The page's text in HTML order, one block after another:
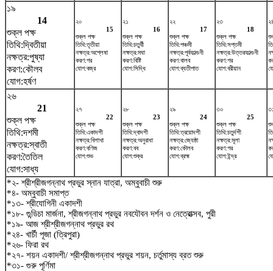
১৯
14
শুক্ল পক্ষ
তিথি:দ্বিতীয়া
নক্ষত্র:পুষ্যা
করণ:কৌলব
যোগ:হর্ষণ
২০
15
শুক্ল পক্ষ
তিথি:তৃতীয়া
নক্ষত্র:অশ্লেষা
করণ:গর
যোগ:বজ্র
২১
16
শুক্ল পক্ষ
তিথি:চতুর্থী
নক্ষত্র:মঘা
করণ:বিষ্টি
যোগ:সিদ্ধি
২২
17
শুক্ল পক্ষ
তিথি:পঞ্চমী
নক্ষত্র:পূর্বফাল্গুনী
করণ:বালব
যোগ:ব্যতীপাত
২৩
18
শুক্ল পক্ষ
তিথি:সপ্তমী
নক্ষত্র:উত্তরফাল্গুনী
করণ:গর
যোগ:বরীয়ান
২৬
21
শুক্ল পক্ষ
তিথি:দশমী
নক্ষত্র:স্বাতী
করণ:তৈতিল
যোগ:সাধ্য
২৭
22
শুক্ল পক্ষ
তিথি:একাদশী
নক্ষত্র:বিশাখা
করণ:বণিজ
যোগ:শুভ
২৮
23
শুক্ল পক্ষ
তিথি:দ্বাদশী
নক্ষত্র:অনুরাধা
করণ:বব
যোগ:শুক্র
২৯
24
শুক্ল পক্ষ
তিথি:ত্রয়োদশী
নক্ষত্র:জ্যেষ্ঠা
করণ:কৌলব
যোগ:ব্রহ্ম
৩০
25
শুক্ল পক্ষ
তিথি:চতুর্দশী
নক্ষত্র:মূলা
করণ:গর
যোগ:ইন্দ্র
*২- শ্রীশ্রীজগন্নাথ প্রভুর স্নান যাত্রা, অম্বুবাচী শুরু
*৪- অম্বুবাচী সমাপ্ত
*১৩- শ্রীযোগিনী একাদশী
*১৮- গুন্ডিচা মার্জনা, শ্রীজগন্নাথ প্রভুর নবযৌবন দর্শন ও নেত্রোত্সব, পুরী
*১৯- আজ শ্রীশ্রীজগন্নাথ প্রভুর রথ
*২৪- খার্চী পূজা (ত্রিপুরা)
*২৬- ফিরা রথ
*২৭- শয়ন একাদশী/ শ্রীশ্রীজগন্নাথ প্রভুর শয়ন, চর্তুমাস্য ব্রত শুরু
*৩১- গুরু পূর্ণিমা